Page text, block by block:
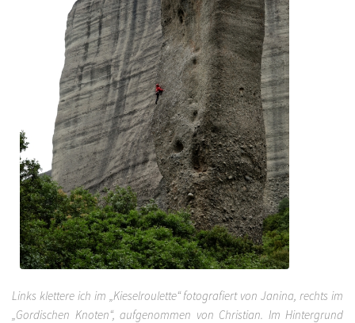
Links klettere ich im „Kieselroulette“ fotografiert von Janina, rechts im
„Gordischen Knoten“, aufgenommen von Christian. Im Hintergrund